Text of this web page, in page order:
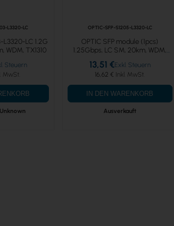
L3320-LC
L3320-LC 1.2G
WDM, TX1310
OPTIC-SFP-S1205-L3320-LC
OPTIC SFP module (1pcs)
1.25Gbps, LC SM, 20km, WDM,
Ausverkauft
16,62 €
13,51 €
IN DEN WARENKORB